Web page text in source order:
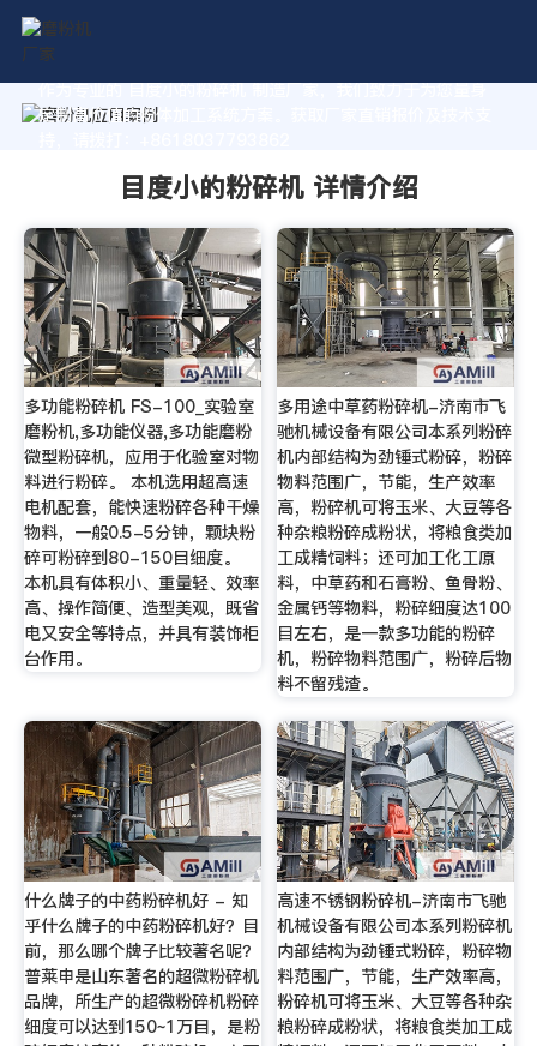
作为专业的 目度小的粉碎机 制造厂家，我们致力于为您量身
定制高价值的粉体加工系统方案。获取厂家直销报价及技术支
目度小的粉碎机 详情介绍
多功能粉碎机 FS-100_实验室
磨粉机,多功能仪器,多功能磨粉
微型粉碎机，应用于化验室对物
料进行粉碎。 本机选用超高速
电机配套，能快速粉碎各种干燥
物料，一般0.5-5分钟，颗块粉
碎可粉碎到80-150目细度。
本机具有体积小、重量轻、效率
高、操作简便、造型美观，既省
电又安全等特点，并具有装饰柜
台作用。
多用途中草药粉碎机-济南市飞
驰机械设备有限公司本系列粉碎
机内部结构为劲锤式粉碎，粉碎
物料范围广，节能，生产效率
高，粉碎机可将玉米、大豆等各
种杂粮粉碎成粉状，将粮食类加
工成精饲料；还可加工化工原
料，中草药和石膏粉、鱼骨粉、
金属钙等物料，粉碎细度达100
目左右，是一款多功能的粉碎
机，粉碎物料范围广，粉碎后物
料不留残渣。
什么牌子的中药粉碎机好 - 知
乎什么牌子的中药粉碎机好？目
前，那么哪个牌子比较著名呢？
普莱申是山东著名的超微粉碎机
品牌，所生产的超微粉碎机粉碎
细度可以达到150~1万目，是粉
高速不锈钢粉碎机-济南市飞驰
机械设备有限公司本系列粉碎机
内部结构为劲锤式粉碎，粉碎物
料范围广，节能，生产效率高，
粉碎机可将玉米、大豆等各种杂
粮粉碎成粉状，将粮食类加工成